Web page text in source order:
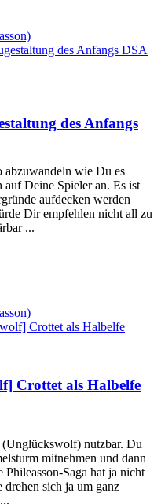
des Anfangs DSA
des Anfangs
abzuwandeln wie Du es
auf Deine Spieler an. Es ist
aufdecken werden
Dir empfehlen nicht all zu
...
Crottet als Halbelfe
Crottet als Halbelfe
nutzbar. Du
mitnehmen und dann
Saga hat ja nicht
sich ja um ganz